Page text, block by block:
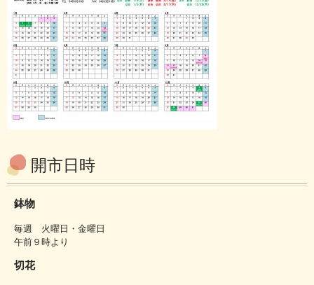
開市日時
鉢物
毎週 火曜日・金曜日
午前９時より
切花